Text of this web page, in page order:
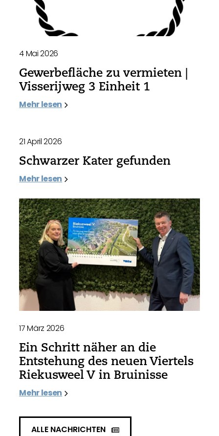
4 Mai 2026
Gewerbefläche zu vermieten |
Visserijweg 3 Einheit 1
Mehr lesen
21 April 2026
Schwarzer Kater gefunden
Mehr lesen
17 März 2026
Ein Schritt näher an die
Entstehung des neuen Viertels
Riekusweel V in Bruinisse
Mehr lesen
ALLE NACHRICHTEN